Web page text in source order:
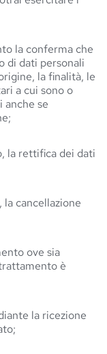
la conferma che
di dati personali
la finalità, le
a cui sono o
anche se
la rettifica dei dati
cancellazione
ove sia
è
la ricezione